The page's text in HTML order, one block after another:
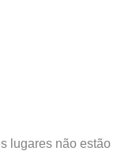
lugares não estão